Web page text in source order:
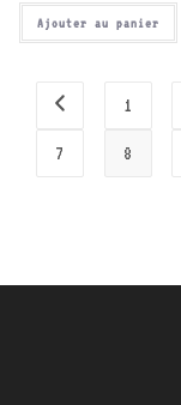
Ajouter au panier
1
7 8